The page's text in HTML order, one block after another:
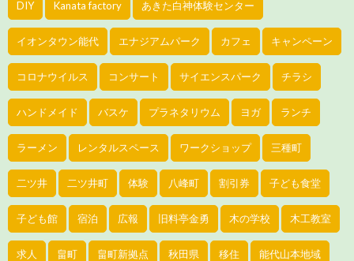
DIY Kanata factory あきた白神体験センター
イオンタウン能代 エナジアムパーク カフェ キャンペーン
コロナウイルス コンサート サイエンスパーク チラシ
ハンドメイド バスケ プラネタリウム ヨガ ランチ
ラーメン レンタルスペース ワークショップ 三種町
二ツ井 二ツ井町 体験 八峰町 割引券 子ども食堂
子ども館 宿泊 広報 旧料亭金勇 木の学校 木工教室
求人 畠町 畠町新拠点 秋田県 移住 能代山本地域